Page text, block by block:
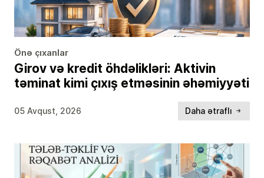
Önə çıxanlar
Girov və kredit öhdəlikləri: Aktivin
təminat kimi çıxış etməsinin əhəmiyyəti
05 Avqust, 2026 Daha ətraflı